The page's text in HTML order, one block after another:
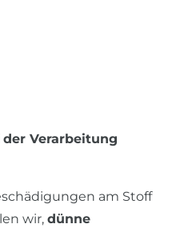
Verarbeitung
am Stoff
wir, dünne